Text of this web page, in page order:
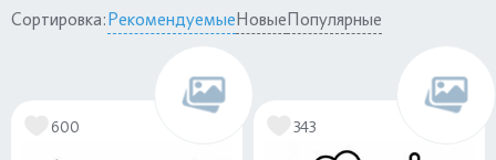
Сортировка:РекомендуемыеНовыеПопулярные
600 343